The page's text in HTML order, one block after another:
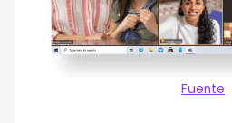
Fuente